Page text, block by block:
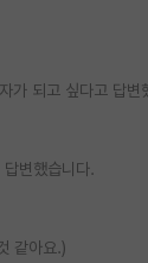
가 되고 싶다고 답변
변했습니다.
같아요.)